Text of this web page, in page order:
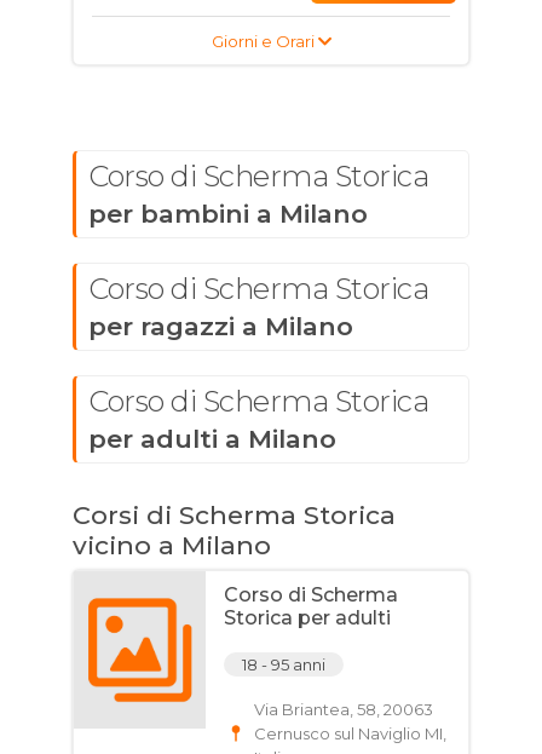
Giorni e Orari
Corso di Scherma Storica
per bambini a Milano
Corso di Scherma Storica
per ragazzi a Milano
Corso di Scherma Storica
per adulti a Milano
Corsi di Scherma Storica
vicino a Milano
Corso di Scherma
Storica per adulti
18 - 95 anni
Via Briantea, 58, 20063
Cernusco sul Naviglio MI,